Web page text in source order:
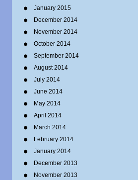
January 2015
December 2014
November 2014
October 2014
September 2014
August 2014
July 2014
June 2014
May 2014
April 2014
March 2014
February 2014
January 2014
December 2013
November 2013